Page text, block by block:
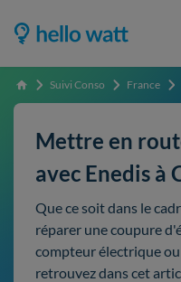
Accueil Suivi Conso France
Mettre en
avec Enedis à
Que ce soit dans le
réparer une coupure
compteur électrique
retrouvez dans cet